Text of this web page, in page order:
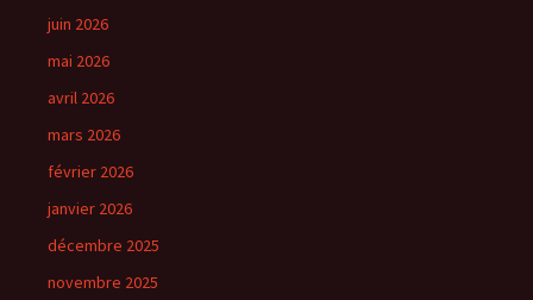
juin 2026
mai 2026
avril 2026
mars 2026
février 2026
janvier 2026
décembre 2025
novembre 2025